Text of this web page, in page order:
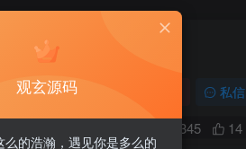
私信
345 14
观玄源码
么的浩瀚，遇见你是多么的